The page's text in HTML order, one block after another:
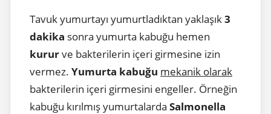
Tavuk yumurtayı yumurtladıktan yaklaşık3
dakika sonra yumurta kabuğu hemen
kururve bakterilerin içeri girmesine izin
vermez. Yumurta kabuğu mekanik olarak
bakterilerin içeri girmesini engeller. Örneğin
kabuğu kırılmış yumurtalarda Salmonella